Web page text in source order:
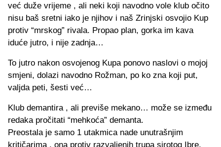
već duže vrijeme , ali neki koji navodno vole klub očito
nisu baš sretni iako je njihov i naš Zrinjski osvojio Kup
protiv “mrskog” rivala. Propao plan, gorka im kava
iduće jutro, i nije zadnja…
To jutro nakon osvojenog Kupa ponovo naslovi o mojoj
smjeni, dolazi navodno Rožman, po ko zna koji put,
valjda peti, šesti već…
Klub demantira , ali previše mekano… može se između
redaka pročitati “mehkoća” demanta.
Preostala je samo 1 utakmica nade unutrašnjim
kritičarima , ona protiv razvaljenih trupa sirotog Ibre,